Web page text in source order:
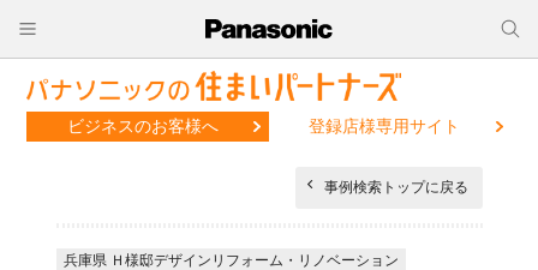
ビジネスのお客様へ 登録店様専用サイト
事例検索トップに戻る
兵庫県 Ｈ様邸デザインリフォーム・リノベーション